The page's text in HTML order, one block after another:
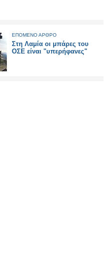
ΕΠΟΜΕΝΟ ΑΡΘΡΟ
Στη Λαμία οι μπάρες του
ΟΣΕ είναι "υπερήφανες"